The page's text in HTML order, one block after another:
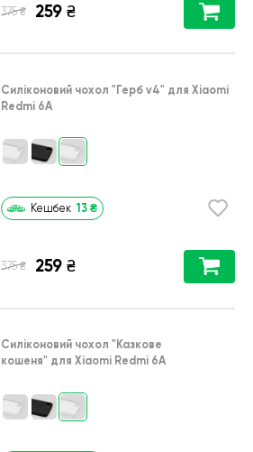
375 ₴ 259 ₴
Силіконовий чохол "Герб v4" для Xiaomi
Redmi 6A
Кешбек 13 ₴
375 ₴ 259 ₴
Силіконовий чохол "Казкове
кошеня" для Xiaomi Redmi 6A